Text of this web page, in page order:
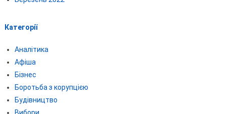
Категорії
Аналітика
Афіша
Бізнес
Боротьба з корупцією
Будівництво
Вибори